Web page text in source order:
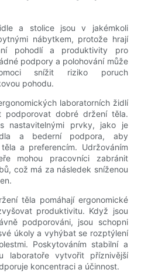
a stolice jsou v jakémkoli
nábytkem, protože hrají
pohodlí a produktivity pro
podpory a polohování může
snížit riziko poruch
pohodu.
laboratorních židlí
podporovat dobré držení těla.
nastavitelnými prvky, jako je
a bederní podpora, aby
a preferencím. Udržováním
mohou pracovníci zabránit
což má za následek sníženou
těla pomáhají ergonomické
produktivitu. Když jsou
podporováni, jsou schopni
úkoly a vyhýbat se rozptýlení
Poskytováním stabilní a
laboratoře vytvořit příznivější
koncentraci a účinnost.